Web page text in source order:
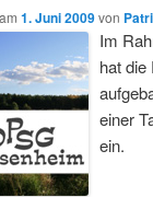
1. Juni 2009von
Im
hat
einer
ein.